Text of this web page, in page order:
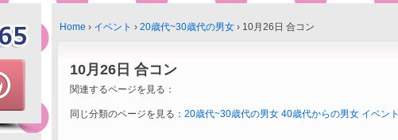
Home › イベント › 20歳代~30歳代の男女 › 10月26日 合コン
10月26日 合コン
関連するページを見る：
同じ分類のページを見る： 20歳代~30歳代の男女 40歳代からの男女 イベント